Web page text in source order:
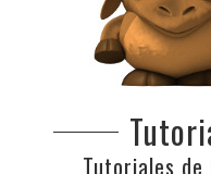
Tutoriales de